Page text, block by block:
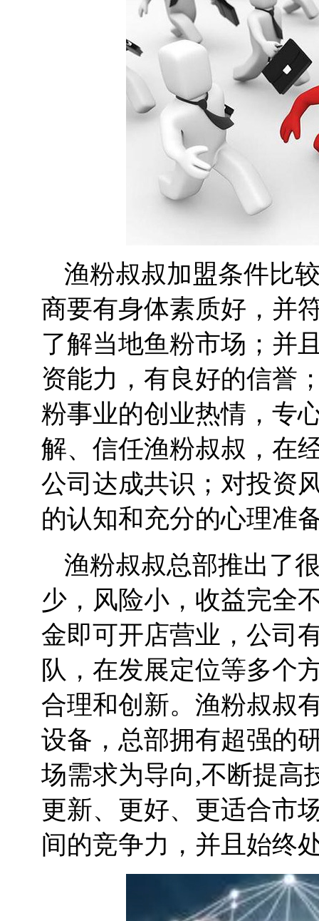
渔粉叔叔加盟条件比
商要有身体素质好，并
了解当地鱼粉市场；并
资能力，有良好的信誉
粉事业的创业热情，专
解、信任渔粉叔叔，在
公司达成共识；对投资
的认知和充分的心理准
渔粉叔叔总部推出了
少，风险小，收益完全
金即可开店营业，公司
队，在发展定位等多个
合理和创新。渔粉叔叔
设备，总部拥有超强的
场需求为导向,不断提高
更新、更好、更适合市
间的竞争力，并且始终